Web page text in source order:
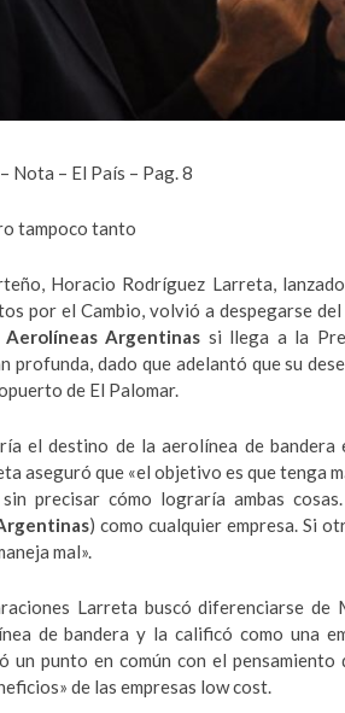
– El País – Pag. 8
tampoco tanto
Horacio Rodríguez Larreta,
por el Cambio, volvió a despegarse
Aerolíneas Argentinas si llega a la
profunda, dado que adelantó que su
de El Palomar.
el destino de la aerolínea de
aseguró que «el objetivo es que tenga
precisar cómo lograría ambas
) como cualquier empresa. Si
mal».
Larreta buscó diferenciarse de
de bandera y la calificó como una
un punto en común con el
de las empresas low cost.